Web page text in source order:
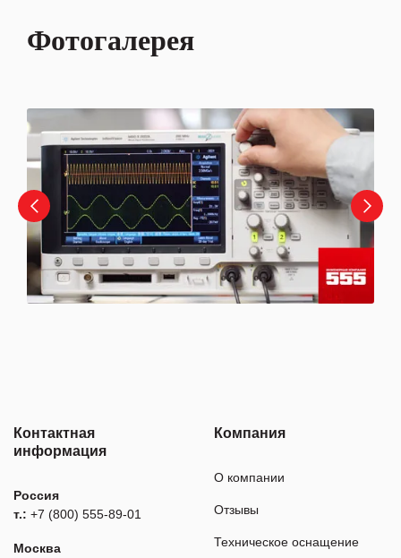
Фотогалерея
Контактная
информация
Россия
т.: +7 (800) 555-89-01
Москва
Компания
О компании
Отзывы
Техническое оснащение